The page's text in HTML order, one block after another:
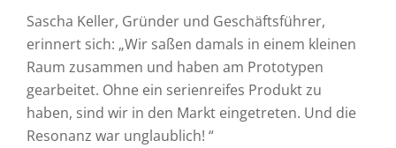
Sascha Keller, Gründer und Geschäftsführer,
erinnert sich: „Wir saßen damals in einem kleinen
Raum zusammen und haben am Prototypen
gearbeitet. Ohne ein serienreifes Produkt zu
haben, sind wir in den Markt eingetreten. Und die
Resonanz war unglaublich! “